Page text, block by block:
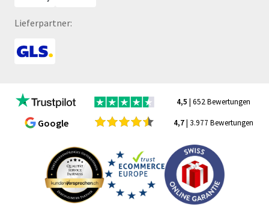
Lieferpartner:
4,5 | 652 Bewertungen
Google 4,7| 3.977 Bewertungen